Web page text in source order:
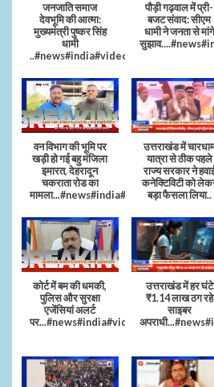
जनजाति समाज
देवभूमि की आत्मा:
मुख्यमंत्री पुष्कर सिंह
धामी
..#news#india#video#viral
पौड़ी गढ़वाल में प्री-
बजट संवाद: सीएम
धामी ने जनता से मांगे
वन विभाग की भूमि पर
खड़ी हो गई बहु मंजिला
इमारत, देहरादून
चकराता रोड का
मामला...#news#india#video
उत्तराखंड में
यात्रा से ठीक पहले
राज्य सरकार ने
कनेक्टिविटी को
बड़ा फैसला लिया..
कोर्ट में बम की धमकी,
पुलिस और सुरक्षा
एजेंसियां अलर्ट
पर...#news#india#video#viral
उत्तराखंड में हर घंटे
₹1.14 लाख ठग रहे
साइबर